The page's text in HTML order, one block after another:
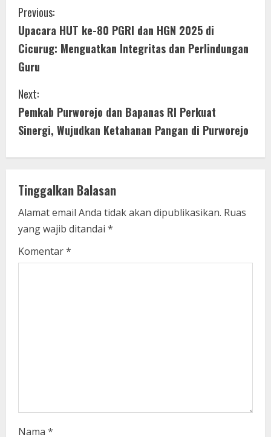
C
o
n
t
i
n
u
e
R
e
a
Previous:
Upacara HUT ke-80 PGRI dan HGN 2025 di
Cicurug: Menguatkan Integritas dan Perlindungan
Guru
Next:
Pemkab Purworejo dan Bapanas RI Perkuat
Sinergi, Wujudkan Ketahanan Pangan di Purworejo
Tinggalkan Balasan
Alamat email Anda tidak akan dipublikasikan. Ruas
yang wajib ditandai *
Komentar*
Nama *